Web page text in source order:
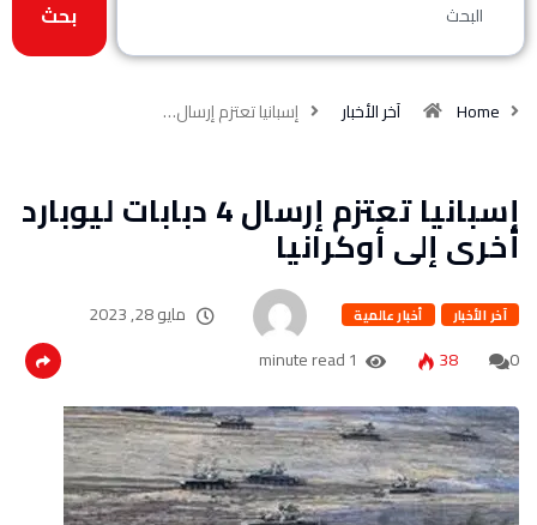
بحث
Home آخر الأخبار إسبانيا تعتزم إرسال…
إسبانيا تعتزم إرسال 4 دبابات ليوبارد
أخرى إلى أوكرانيا
آخر الأخبار أخبار عالمية
مايو 28, 2023
0
38
1 minute read